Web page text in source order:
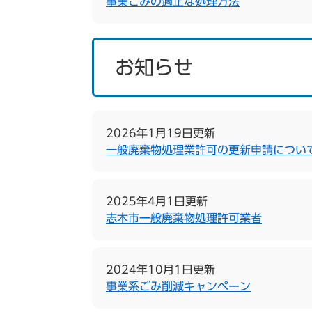
お知らせ
2026年1月19日更新
一般廃棄物処理業許可の更新申請につい
2025年4月1日更新
志木市一般廃棄物処理許可業者
2024年10月1日更新
事業系ごみ削減キャンペーン